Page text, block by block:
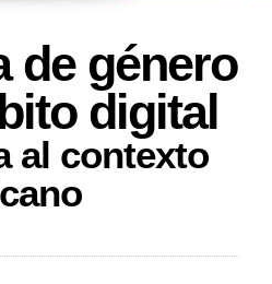
de género
digital
al contexto